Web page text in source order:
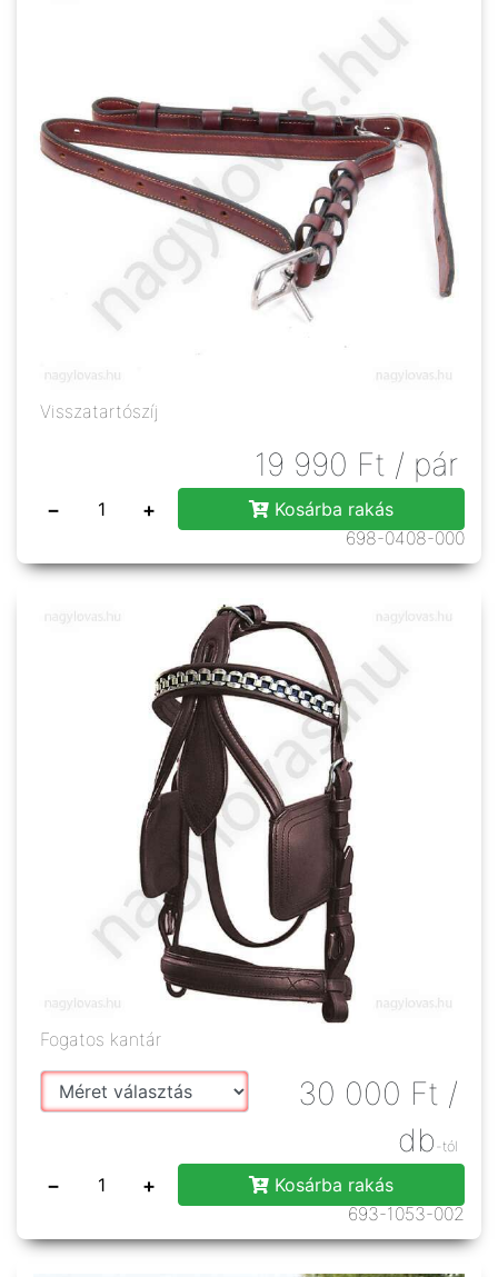
Visszatartószíj
19 990 Ft / pár
− +
Kosárba rakás
698-0408-000
Fogatos kantár
30 000 Ft /
db -tól
− +
Kosárba rakás
693-1053-002